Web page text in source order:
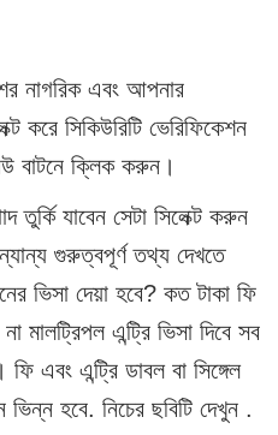
নাগরিক এবং আপনার
করে সিকিউরিটি ভেরিফিকেশন
বাটনে ক্লিক করুন।
তুর্কি যাবেন সেটা সিলেক্ট করুন
গুরুত্বপূর্ণ তথ্য দেখতে
ভিসা দেয়া হবে? কত টাকা ফি
মালট্রিপল এন্ট্রি ভিসা দিবে সব
এবং এন্ট্রি ডাবল বা সিঙ্গেল
ভিন্ন হবে. নিচের ছবিটি দেখুন .